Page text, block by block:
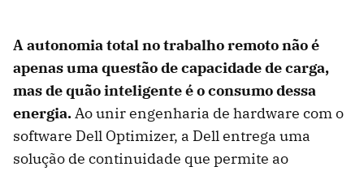
A autonomia total no trabalho remoto não é
apenas uma questão de capacidade de carga,
mas de quão inteligente é o consumo dessa
energia.Ao unir engenharia de hardware com o
software Dell Optimizer, a Dell entrega uma
solução de continuidade que permite ao